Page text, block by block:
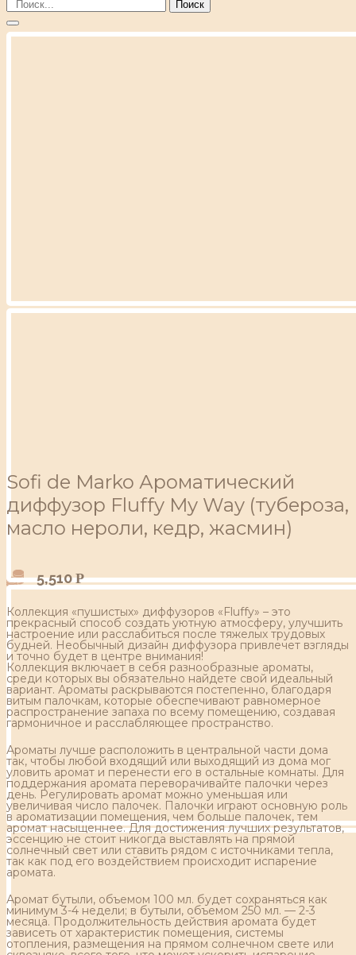
Поиск
Sofi de Marko Ароматический
диффузор Fluffy My Way (тубероза,
масло нероли, кедр, жасмин)
5,510Р
Коллекция «пушистых» диффузоров «Fluffy» – это
прекрасный способ создать уютную атмосферу, улучшить
настроение или расслабиться после тяжелых трудовых
будней. Необычный дизайн диффузора привлечет взгляды
и точно будет в центре внимания!
Коллекция включает в себя разнообразные ароматы,
среди которых вы обязательно найдете свой идеальный
вариант. Ароматы раскрываются постепенно, благодаря
витым палочкам, которые обеспечивают равномерное
распространение запаха по всему помещению, создавая
гармоничное и расслабляющее пространство.
Ароматы лучше расположить в центральной части дома
так, чтобы любой входящий или выходящий из дома мог
уловить аромат и перенести его в остальные комнаты. Для
поддержания аромата переворачивайте палочки через
день. Регулировать аромат можно уменьшая или
увеличивая число палочек. Палочки играют основную роль
в ароматизации помещения, чем больше палочек, тем
аромат насыщеннее. Для достижения лучших результатов,
эссенцию не стоит никогда выставлять на прямой
солнечный свет или ставить рядом с источниками тепла,
так как под его воздействием происходит испарение
аромата.
Аромат бутыли, объемом 100 мл. будет сохраняться как
минимум 3-4 недели; в бутыли, объемом 250 мл. — 2-3
месяца. Продолжительность действия аромата будет
зависеть от характеристик помещения, системы
отопления, размещения на прямом солнечном свете или